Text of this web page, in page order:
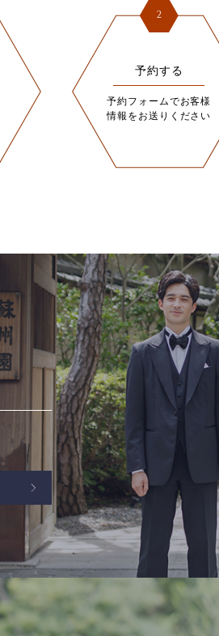
2
予約する
予約フォームでお客様
情報をお送りください